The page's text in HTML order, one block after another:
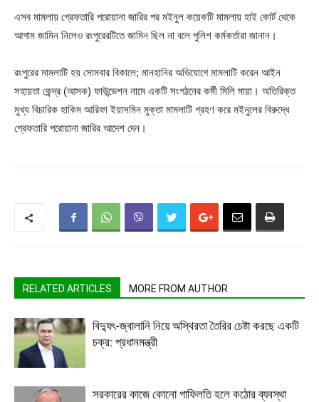
এসব মামলায় গ্রেফতারি পরোয়ানা জারির পর মইনুল কয়েকটি মামলায় হাই কোর্ট থেকে
আগাম জামিন নিলেও রংপুরেরটিতে জামিন ছিল না বলে পুলিশ কর্মকর্তারা জানান।
রংপুরের মামলাটি হয় সোমবার বিকালে; মানহানির অভিযোগে মামলাটি করেন আইন
সহায়তা কেন্দ্র (আসক) ফাউন্ডেশন নামে একটি সংগঠনের কর্মী মিলি মায়া। অতিরিক্ত
মুখ্য বিচারিক হাকিম আরিফা ইয়াসমিন মুক্তা মামলাটি গ্রহণ করে মইনুলের বিরুদ্ধে
গ্রেফতারি পরোয়ানা জারির আদেশ দেন।
RELATED ARTICLES MORE FROM AUTHOR
বিদ্যুৎ-জ্বালানি নিয়ে অস্থিরতা তৈরির চেষ্টা করছে একটি
চক্র: প্রধানমন্ত্রী
সরকারের কাজে কোনো গাফিলতি হলে কঠোর ব্যবস্থা